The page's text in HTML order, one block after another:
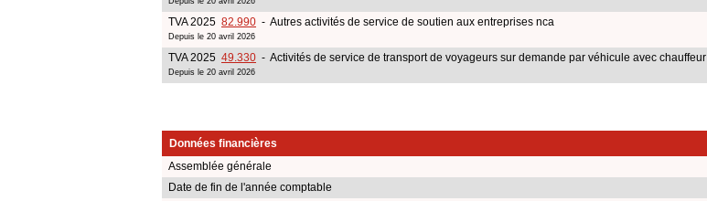
TVA 2025 82.990 - Autres activités de service de soutien aux entreprises nca
Depuis le 20 avril 2026
TVA 2025 49.330 - Activités de service de transport de voyageurs sur demande par véhicule avec chauffeur
Depuis le 20 avril 2026
Données financières
Assemblée générale
Date de fin de l'année comptable